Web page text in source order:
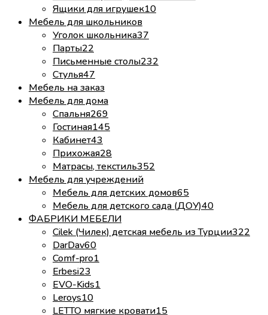
Ящики для игрушек10
Мебель для школьников
Уголок школьника37
Парты22
Письменные столы232
Стулья47
Мебель на заказ
Мебель для дома
Спальня269
Гостиная145
Кабинет43
Прихожая28
Матрасы, текстиль352
Мебель для учреждений
Мебель для детских домов65
Мебель для детского сада (ДОУ)40
ФАБРИКИ МЕБЕЛИ
Cilek (Чилек) детская мебель из Турции322
DarDav60
Comf-pro1
Erbesi23
EVO-Kids1
Leroys10
LETTO мягкие кровати15